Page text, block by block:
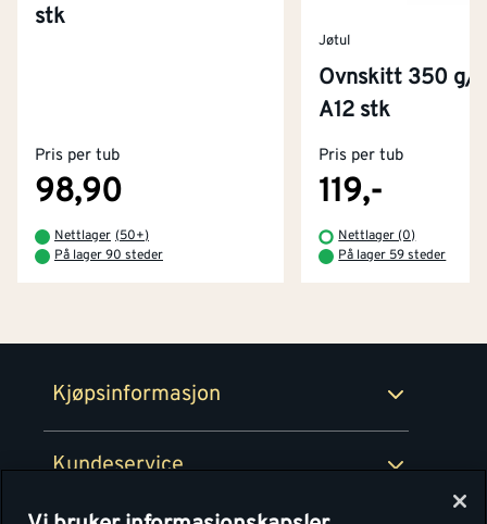
stk
Pris per tub
98,90
Nettlager (50+)
På lager 90 steder
Jøtul
Ovnskitt 350 g/
A12 stk
Pris per tub
119,-
Nettlager (0)
På lager 59 steder
Kjøpsinformasjon
Kjøpsbetingelser
Retur- og angrerettsskjema
Kundeservice
Tjenester
Montér Klubb
Byggevarehus og åpningstider
Prismatch
Personvern